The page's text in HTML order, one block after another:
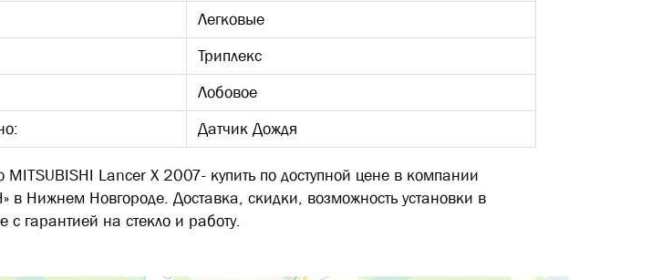
Легковые
Триплекс
Лобовое
Датчик Дождя
MITSUBISHI Lancer X 2007- купить по доступной цене в компании
в Нижнем Новгороде. Доставка, скидки, возможность установки в
гарантией на стекло и работу.